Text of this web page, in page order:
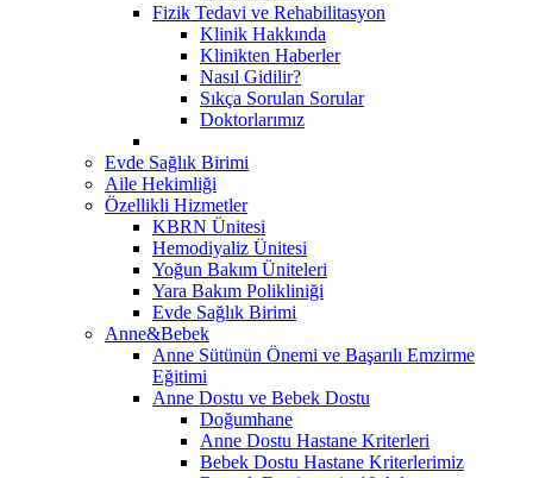
Fizik Tedavi ve Rehabilitasyon
Klinik Hakkında
Klinikten Haberler
Nasıl Gidilir?
Sıkça Sorulan Sorular
Doktorlarımız
Evde Sağlık Birimi
Aile Hekimliği
Özellikli Hizmetler
KBRN Ünitesi
Hemodiyaliz Ünitesi
Yoğun Bakım Üniteleri
Yara Bakım Polikliniği
Evde Sağlık Birimi
Anne&Bebek
Anne Sütünün Önemi ve Başarılı Emzirme
Eğitimi
Anne Dostu ve Bebek Dostu
Doğumhane
Anne Dostu Hastane Kriterleri
Bebek Dostu Hastane Kriterlerimiz